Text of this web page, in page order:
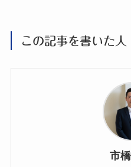
この記事を書いた人
市